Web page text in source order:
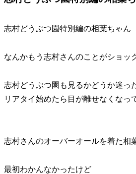
志村どうぶつ園特別編の相葉ちゃん
なんかもう志村さんのことがショッ
志村どうぶつ園も見るかどうか迷っ
リアタイ始めたら目が離せなくなっ
志村さんのオーバーオールを着た相
最初わかんなかったけど